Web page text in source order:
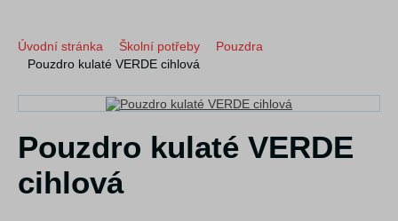
Úvodní stránka Školní potřeby
Pouzdra
Pouzdro kulaté VERDE cihlová
Pouzdro kulaté VERDE
cihlová